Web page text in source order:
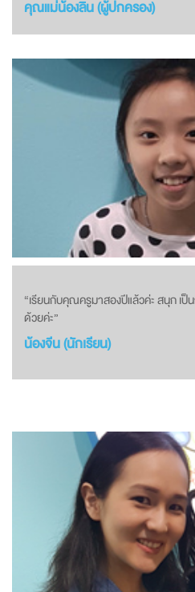
คุณแม่น้องลิน (ผู้ปกครอง)
“เรียนกับคุณครูมาสองปีแล้วค่ะ สนุก เป็
ด้วยค่ะ”
น้องจีน (นักเรียน)